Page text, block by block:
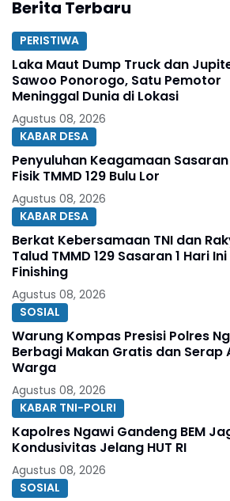
Berita Terbaru
PERISTIWA
Laka Maut Dump Truck dan
Sawoo Ponorogo, Satu Pemotor
Meninggal Dunia di Lokasi
Agustus 08, 2026
KABAR DESA
Penyuluhan Keagamaan
Fisik TMMD 129 Bulu Lor
Agustus 08, 2026
KABAR DESA
Berkat Kebersamaan TNI dan
Talud TMMD 129 Sasaran 1 Hari Ini
Finishing
Agustus 08, 2026
SOSIAL
Warung Kompas Presisi Polres
Berbagi Makan Gratis dan Serap
Warga
Agustus 08, 2026
KABAR TNI-POLRI
Kapolres Ngawi Gandeng BEM
Kondusivitas Jelang HUT RI
Agustus 08, 2026
SOSIAL